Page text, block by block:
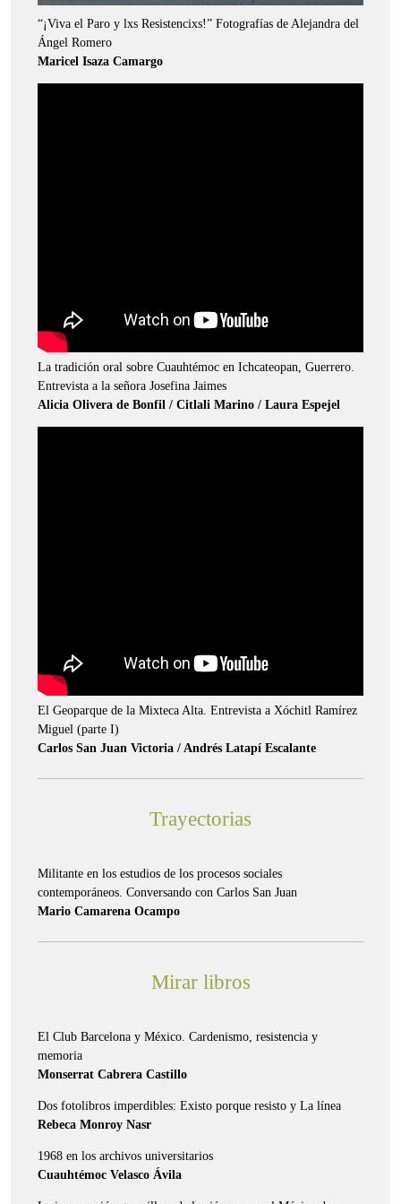
“¡Viva el Paro y lxs Resistencixs!” Fotografías de Alejandra del
Ángel Romero
Maricel Isaza Camargo
La tradición oral sobre Cuauhtémoc en Ichcateopan, Guerrero.
Entrevista a la señora Josefina Jaimes
Alicia Olivera de Bonfil / Citlali Marino / Laura Espejel
El Geoparque de la Mixteca Alta. Entrevista a Xóchitl Ramírez
Miguel (parte I)
Carlos San Juan Victoria / Andrés Latapí Escalante
Trayectorias
Militante en los estudios de los procesos sociales
contemporáneos. Conversando con Carlos San Juan
Mario Camarena Ocampo
Mirar libros
El Club Barcelona y México. Cardenismo, resistencia y
memoria
Monserrat Cabrera Castillo
Dos fotolibros imperdibles: Existo porque resisto y La línea
Rebeca Monroy Nasr
1968 en los archivos universitarios
Cuauhtémoc Velasco Ávila